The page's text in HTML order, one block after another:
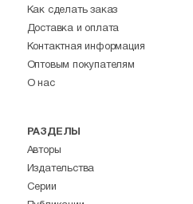
Как сделать заказ
Доставка и оплата
Контактная информация
Оптовым покупателям
О нас
РАЗДЕЛЫ
Авторы
Издательства
Серии